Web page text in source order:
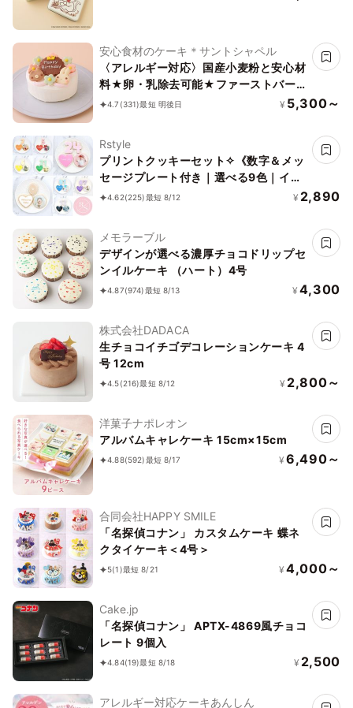
安心食材のケーキ＊サントシャペル
〈アレルギー対応〉国産小麦粉と安心材
料★卵・乳除去可能★ファーストバー
スデーケーキ 4号 12cm王冠の数字は選
4.7 (331)最短 明後日 ¥ 5,300～
Rstyle
プリントクッキーセット✧《数字＆メッ
セージプレート付き｜選べる9色｜イラ
スト｜写真｜キャラクター｜ケーキにの
4.62(225)最短 8/12 ¥ 2,890
メモラーブル
デザインが選べる濃厚チョコドリップセ
ンイルケーキ （ハート）4号
4.87(974)最短 8/13 ¥ 4,300
株式会社DADACA
生チョコイチゴデコレーションケーキ 4
号 12cm
4.5(216)最短 8/12 ¥ 2,800～
洋菓子ナポレオン
アルバムキャレケーキ 15cm×15cm
4.88(592)最短 8/17 ¥ 6,490～
合同会社HAPPY SMILE
「名探偵コナン」 カスタムケーキ 蝶ネ
クタイケーキ＜4号＞
5(1)最短 8/21 ¥ 4,000～
Cake.jp
「名探偵コナン」 APTX-4869風チョコ
レート 9個入
4.84(19)最短 8/18 ¥ 2,500
アレルギー対応ケーキあんしん